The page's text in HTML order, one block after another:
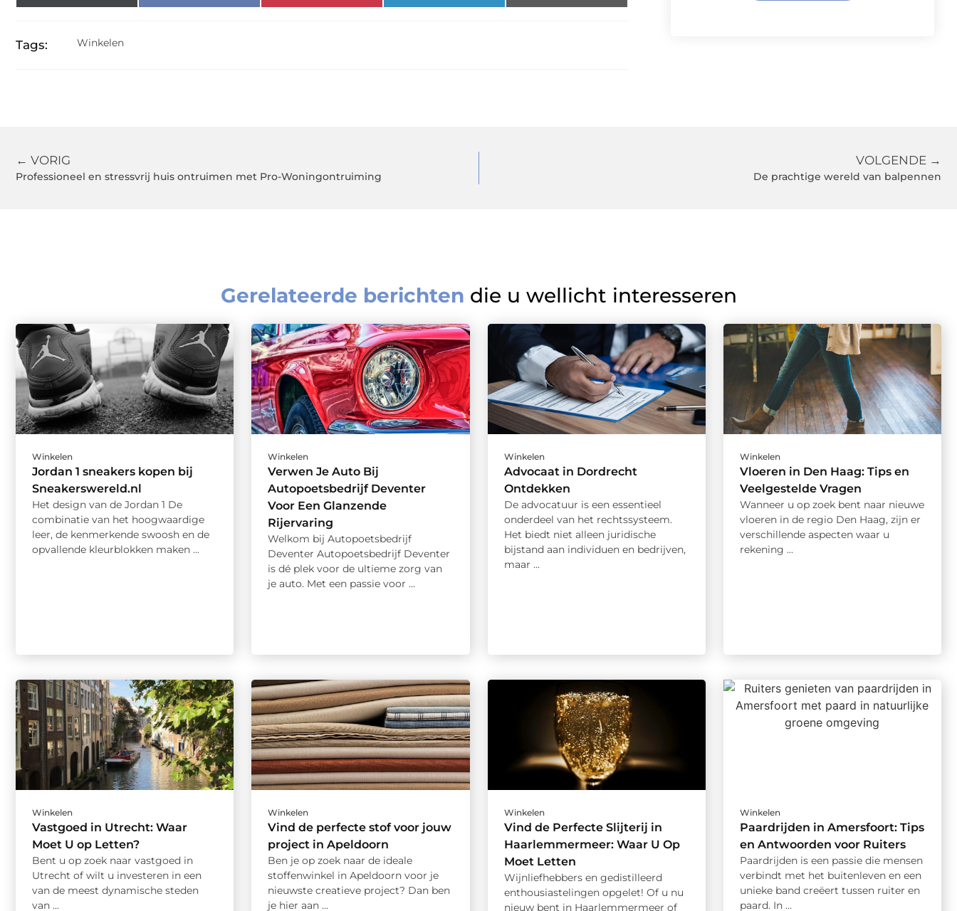
Tags: Winkelen
← VORIG
Professioneel en stressvrij huis ontruimen met Pro-Woningontruiming
VOLGENDE →
De prachtige wereld van balpennen
Gerelateerde berichten die u wellicht interesseren
Winkelen
Jordan 1 sneakers kopen bij
Sneakerswereld.nl
Het design van de Jordan 1 De
combinatie van het hoogwaardige
leer, de kenmerkende swoosh en de
opvallende kleurblokken maken ...
Winkelen
Verwen Je Auto Bij
Autopoetsbedrijf Deventer
Voor Een Glanzende
Rijervaring
Welkom bij Autopoetsbedrijf
Deventer Autopoetsbedrijf Deventer
is dé plek voor de ultieme zorg van
je auto. Met een passie voor ...
Winkelen
Advocaat in Dordrecht
Ontdekken
De advocatuur is een essentieel
onderdeel van het rechtssysteem.
Het biedt niet alleen juridische
bijstand aan individuen en bedrijven,
maar ...
Winkelen
Vloeren in Den Haag: Tips en
Veelgestelde Vragen
Wanneer u op zoek bent naar nieuwe
vloeren in de regio Den Haag, zijn er
verschillende aspecten waar u
rekening ...
Winkelen
Vastgoed in Utrecht: Waar
Moet U op Letten?
Bent u op zoek naar vastgoed in
Utrecht of wilt u investeren in een
van de meest dynamische steden
van ...
Winkelen
Vind de perfecte stof voor jouw
project in Apeldoorn
Ben je op zoek naar de ideale
stoffenwinkel in Apeldoorn voor je
nieuwste creatieve project? Dan ben
je hier aan ...
Winkelen
Vind de Perfecte Slijterij in
Haarlemmermeer: Waar U Op
Moet Letten
Wijnliefhebbers en gedistilleerd
enthousiastelingen opgelet! Of u nu
nieuw bent in Haarlemmermeer of
Winkelen
Paardrijden in Amersfoort: Tips
en Antwoorden voor Ruiters
Paardrijden is een passie die mensen
verbindt met het buitenleven en een
unieke band creëert tussen ruiter en
paard. In ...